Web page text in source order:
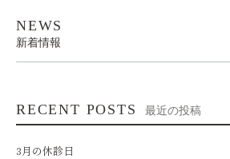
NEWS
新着情報
RECENT POSTS 最近の投稿
3月の休診日